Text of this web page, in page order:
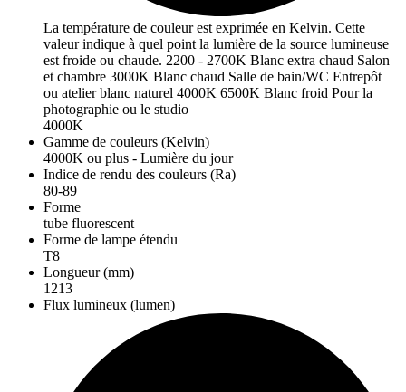
La température de couleur est exprimée en Kelvin. Cette
valeur indique à quel point la lumière de la source lumineuse
est froide ou chaude. 2200 - 2700K Blanc extra chaud Salon
et chambre 3000K Blanc chaud Salle de bain/WC Entrepôt
ou atelier blanc naturel 4000K 6500K Blanc froid Pour la
photographie ou le studio
4000K
Gamme de couleurs (Kelvin)
4000K ou plus - Lumière du jour
Indice de rendu des couleurs (Ra)
80-89
Forme
tube fluorescent
Forme de lampe étendu
T8
Longueur (mm)
1213
Flux lumineux (lumen)